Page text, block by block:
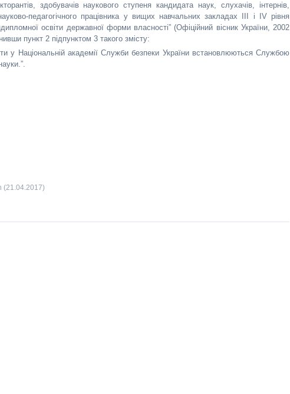
здобувачів наукового ступеня кандидата наук, слухачів, інтернів,
педагогічного працівника у вищих навчальних закладах III і IV рівня
освіти державної форми власності” (Офіційний вісник України, 2002
пункт 2 підпунктом 3 такого змісту:
у Національній академії Служби безпеки України встановлюються Службою
(21.04.2017)